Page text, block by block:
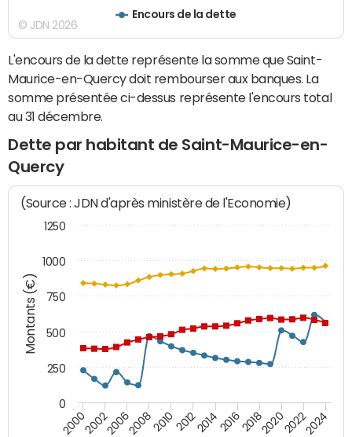
Encours de la dette
© JDN 2026
L'encours de la dette représente la somme que Saint-
Maurice-en-Quercy doit rembourser aux banques. La
somme présentée ci-dessus représente l'encours total
au 31 décembre.
Dette par habitant de Saint-Maurice-en-
Quercy
Montants (€)
(Source : JDN d'après ministère de l'Economie)
200020022006200820102012201420162018202020222024
0
250
500
750
1000
1250